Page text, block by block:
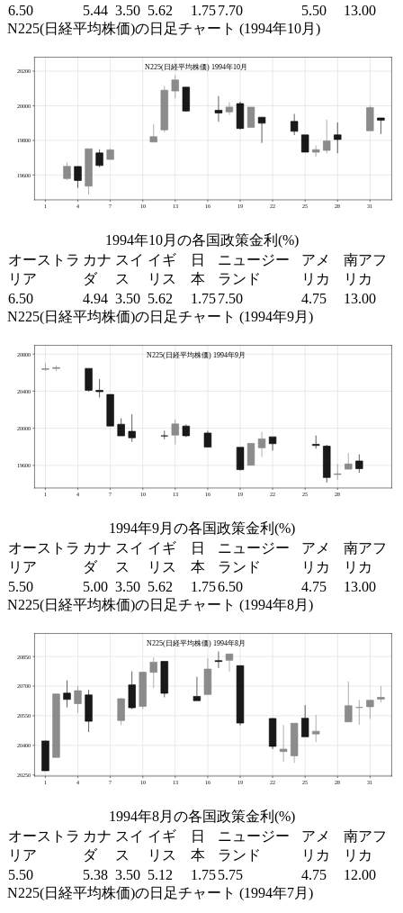
6.50
5.44 3.50 5.62 1.757.70 5.50
13.00
N225(日経平均株価)の日足チャート (1994年10月)
1994年10月の各国政策金利(%)
オーストラ
リア
カナ
ダ
スイ
ス
イギ
リス
日
本
ニュージー
ランド
アメ
リカ
南アフ
リカ
6.50
4.94 3.50 5.62 1.757.50 4.75
13.00
N225(日経平均株価)の日足チャート (1994年9月)
1994年9月の各国政策金利(%)
オーストラ
リア
カナ
ダ
スイ
ス
イギ
リス
日
本
ニュージー
ランド
アメ
リカ
南アフ
リカ
5.50
5.00 3.50 5.62 1.756.50 4.75
13.00
N225(日経平均株価)の日足チャート (1994年8月)
1994年8月の各国政策金利(%)
オーストラ
リア
カナ
ダ
スイ
ス
イギ
リス
日
本
ニュージー
ランド
アメ
リカ
南アフ
リカ
5.50
5.38 3.50 5.12 1.755.75 4.75
12.00
N225(日経平均株価)の日足チャート (1994年7月)